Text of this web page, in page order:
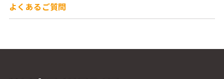
よくあるご質問